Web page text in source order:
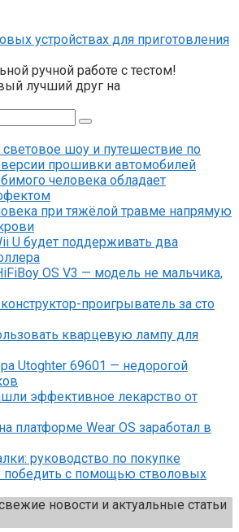
устройствах для приготовления
ручной работе с тестом!
лучший друг на
шоу и путешествие по
прошивки автомобилей
человека обладает
при тяжёлой травме напрямую
U будет поддерживать два
OS V3 — модель не мальчика,
проигрыватель за сто
кварцевую лампу для
Utoghter 69601 — недорогой
эффективное лекарство от
платформе Wear OS заработал в
руководство по покупке
с помощью стволовых
новости и актуальные статьи